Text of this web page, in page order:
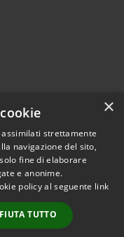
© 2026 • Comune di
• Powered by
•
Accesso
redazione
×
strettamente
navigazione del sito,
fine di elaborare
e anonime.
policy al seguente link
TUTTO